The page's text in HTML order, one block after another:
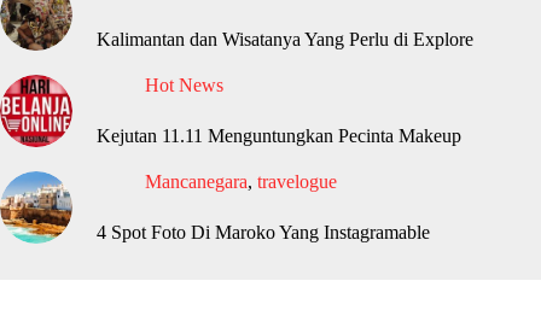
Kalimantan dan Wisatanya Yang Perlu di Explore
Hot News
Kejutan 11.11 Menguntungkan Pecinta Makeup
Mancanegara, travelogue
4 Spot Foto Di Maroko Yang Instagramable